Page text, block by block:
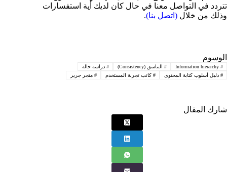
تتردد في التواصل معنا في حال كان لديك أية استفسارات
وذلك من خلال (اتصل بنا).
الوسوم
#
Information hierarchy
# التناسق (Consistency) # دراسة حالة
# دليل أسلوب كتابة المحتوى # كاتب تجربة المستخدم # متجر جرير
شارك المقال